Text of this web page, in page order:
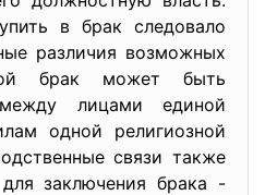
в брак следовало
различия возможных
брак может быть
лицами единой
одной религиозной
связи также
заключения брака -